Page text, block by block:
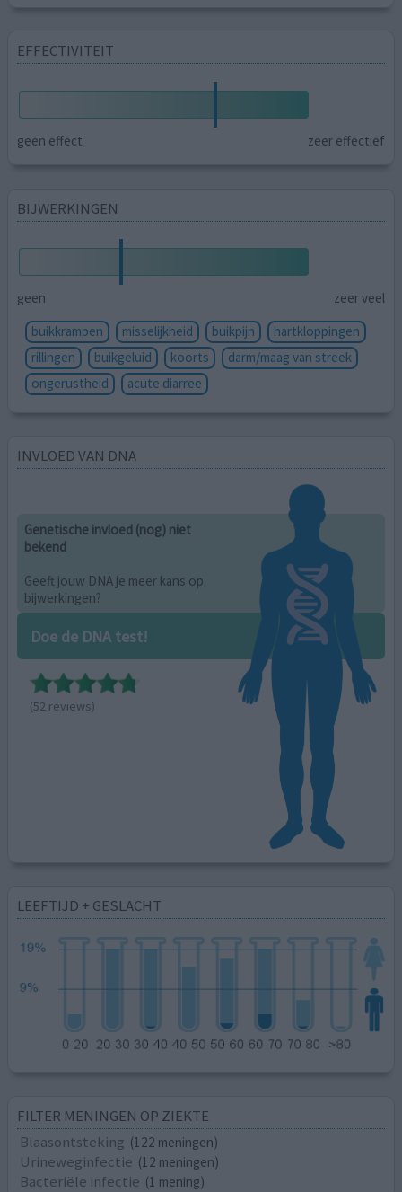
EFFECTIVITEIT
geen effect zeer effectief
BIJWERKINGEN
geen
zeer veel
buikkrampen
misselijkheid buikpijn
hartkloppingen
rillingen
buikgeluid koorts
darm/maag van streek
ongerustheid
acute diarree
INVLOED VAN DNA
Genetische invloed (nog) niet
bekend
Geeft jouw DNA je meer kans op
bijwerkingen?
Doe de DNA test!
(52 reviews)
LEEFTIJD + GESLACHT
FILTER MENINGEN OP ZIEKTE
Blaasontsteking (122 meningen)
Urineweginfectie (12 meningen)
Bacteriële infectie (1 mening)